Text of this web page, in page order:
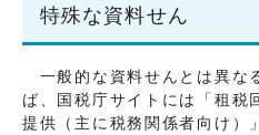
特殊な資料せん
一般的な資料せんとは異な
ば、国税庁サイトには「租税
提供（主に税務関係者向け）